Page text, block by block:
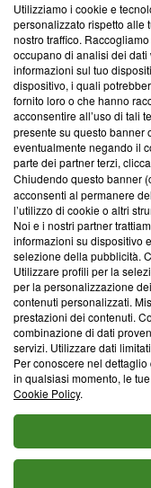
Questa sezione offre
News, sui nostri
creare news di
‘Trust Project - News
ancora membro del
parte; Trust Project
conformità agli
Su di noi
Team editoriale
Corporate
Redazione
Informativa Privacy
Cookie Policy
Blasting SA, IDI CHE-
Lugano (Svizzera)
© 2026 Blasting News
Utilizziamo i cookie e
personalizzato rispetto alle
nostro traffico.
occupano di analisi dei
informazioni sul tuo
dispositivo, i quali
fornito loro o che hanno
acconsentire all’uso di tali
presente su questo banner
eventualmente negando il
parte dei partner terzi,
Chiudendo questo banner
acconsenti al permanere
l’utilizzo di cookie o altri
Noi e i nostri partner
informazioni su dispositivo
selezione della pubblicità.
Utilizzare profili per la
per la personalizzazione
contenuti personalizzati.
prestazioni dei contenuti.
combinazione di dati
servizi. Utilizzare dati
Per conoscere nel
in qualsiasi momento, le
Cookie Policy.